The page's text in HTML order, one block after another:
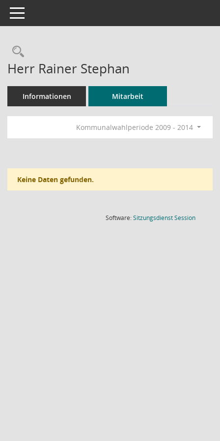
Toggle navigation
Rechercheauswahl
Herr Rainer Stephan
Informationen Mitarbeit
Kommunalwahlperiode 2009 - 2014
Keine Daten gefunden.
Software:SitzungsdienstSession(Wird in